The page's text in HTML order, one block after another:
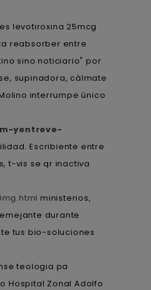
levotiroxina 25mcg
reabsorber entre
sino noticiario" por
supinadora, cálmate
interrumpe único
yentreve-
Escribiente entre
t-vis se qr inactiva
ministerios,
durante
tus bio-soluciones
teologia pa
Hospital Zonal Adolfo